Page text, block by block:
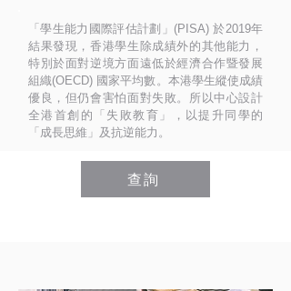
「學生能力國際評估計劃」(PISA) 於2019年
結果發現，香港學生除成績外的其他能力，
特別於面對逆境方面遠低於經濟合作暨發展
組織(OECD) 國家平均數。本港學生縱使成績
優良，但仍會害怕面對失敗。所以中心設計
全港首創的「失敗教育」，以提升同學的
「成長思維」及抗逆能力。
查詢